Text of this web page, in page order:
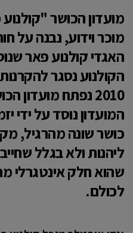
מועדון הכושר
מוכר וידוע, נבנה על
האגדי קולנוע פאר שנוסד
2010 נפתח
המועדון נוסד עלידי
כושר שונה מהרגיל,
ליהנות ולא בגלל
שהוא חלק אינטגרלי
לכולם.